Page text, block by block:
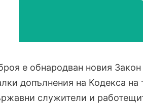
е обнародван новия
допълнения на Кодекса на
служители и